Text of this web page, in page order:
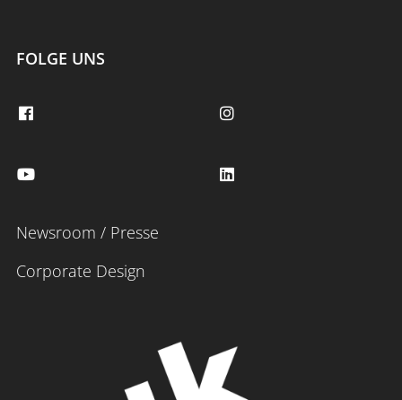
FOLGE UNS
Newsroom / Presse
Corporate Design